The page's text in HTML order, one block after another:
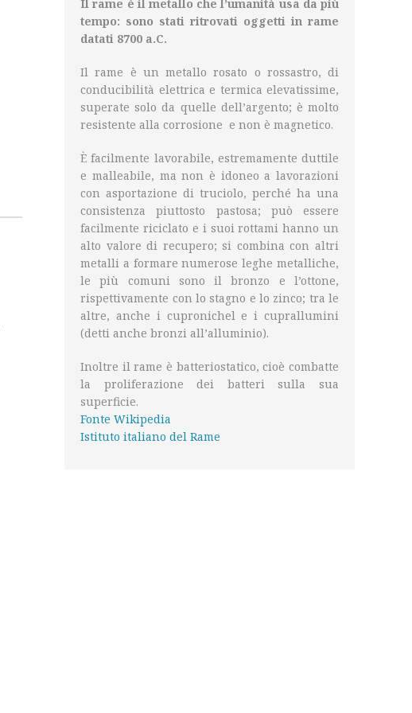
Il rame è il metallo che l’umanità usa da più
tempo: sono stati ritrovati oggetti in rame
datati 8700 a.C.
Il rame è un metallo rosato o rossastro, di
conducibilità elettrica e termica elevatissime,
superate solo da quelle dell’argento; è molto
resistente alla corrosione e non è magnetico.
È facilmente lavorabile, estremamente duttile
e malleabile, ma non è idoneo a lavorazioni
con asportazione di truciolo, perché ha una
consistenza piuttosto pastosa; può essere
facilmente riciclato e i suoi rottami hanno un
alto valore di recupero; si combina con altri
metalli a formare numerose leghe metalliche,
le più comuni sono il bronzo e l’ottone,
rispettivamente con lo stagno e lo zinco; tra le
altre, anche i cupronichel e i cuprallumini
(detti anche bronzi all’alluminio).
Inoltre il rame è batteriostatico, cioè combatte
la proliferazione dei batteri sulla sua
superficie.
Fonte Wikipedia
Istituto italiano del Rame